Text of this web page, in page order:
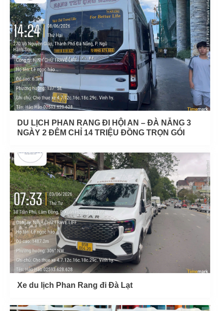
DU LỊCH PHAN RANG ĐI HỘI AN – ĐÀ NẴNG 3
NGÀY 2 ĐÊM CHỈ 14 TRIỆU ĐỒNG TRỌN GÓI
Xe du lịch Phan Rang đi Đà Lạt